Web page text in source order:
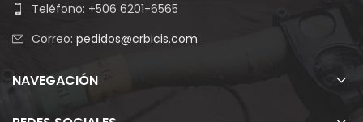
Teléfono: +506 6201-6565
Correo: pedidos@crbicis.com
NAVEGACIÓN